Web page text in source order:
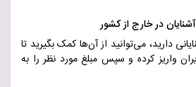
در خارج از کشور
دارید، می‌توانید از آن‌ها کمک بگیرید تا
واریز کرده و سپس مبلغ مورد نظر را به